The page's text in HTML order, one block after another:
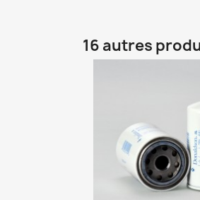
16 autres